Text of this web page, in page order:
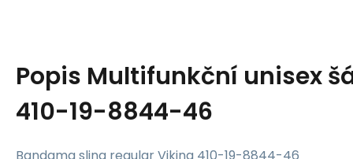
Popis Multifunkční unisex
410-19-8844-46
Bandama sling regular Viking 410-19-8844-46